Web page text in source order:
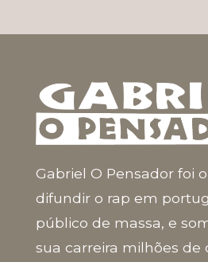
Gabriel O Pensador foi
difundir o rap em
público de massa, e
sua carreira milhões de